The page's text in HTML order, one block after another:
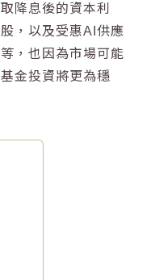
降息後的資本利
，以及受惠AI供應
，也因為市場可能
金投資將更為穩